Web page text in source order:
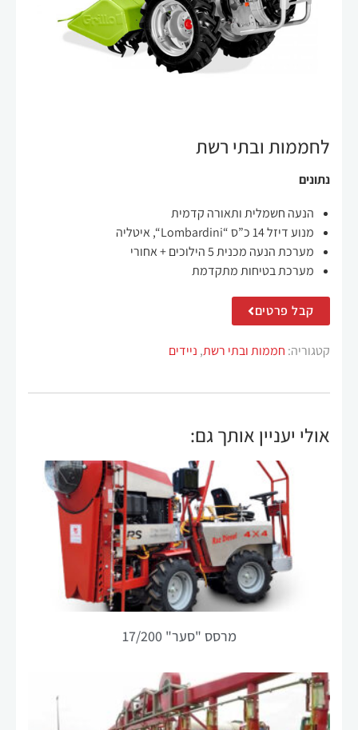
לחממות ובתי רשת
נתונים
הנעה חשמלית ותאורה קדמית
מנוע דיזל 14 כ”ס “Lombardini“, איטליה
מערכת הנעה מכנית 5 הילוכים + אחורי
מערכת בטיחות מתקדמת
קבל פרטים
קטגוריה: חממות ובתי רשת, ניידים
אולי יעניין אותך גם:
מרסס "סער" 17/200
הם נחוצים
לתפקוד
באתר.
חוויית
משתנש
על מנת
שהאתר שלנו
יפעל בצורה
הטובה ביותר
האפשרית
במהלך ביקורך.
חלק